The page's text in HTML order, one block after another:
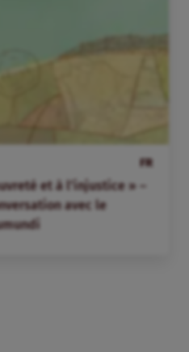
FR
et à l’injustice » –
avec le